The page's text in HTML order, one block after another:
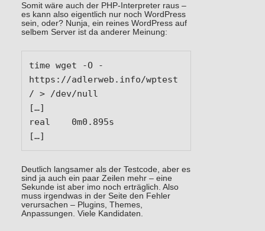
Somit wäre auch der PHP-Interpreter raus –
es kann also eigentlich nur noch WordPress
sein, oder? Nunja, ein reines WordPress auf
selbem Server ist da anderer Meinung:
time wget -O -
https://adlerweb.info/wptest
/ > /dev/null
[…]
real	0m0.895s
[…]
Deutlich langsamer als der Testcode, aber es
sind ja auch ein paar Zeilen mehr – eine
Sekunde ist aber imo noch erträglich. Also
muss irgendwas in der Seite den Fehler
verursachen – Plugins, Themes,
Anpassungen. Viele Kandidaten.